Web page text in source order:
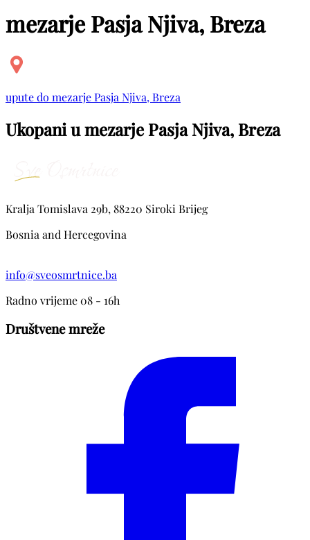
mezarje Pasja Njiva, Breza
upute do mezarje Pasja Njiva, Breza
Ukopani u mezarje Pasja Njiva, Breza
Kralja Tomislava 29b, 88220 Siroki Brijeg
Bosnia and Hercegovina
info@sveosmrtnice.ba
Radno vrijeme 08 - 16h
Društvene mreže